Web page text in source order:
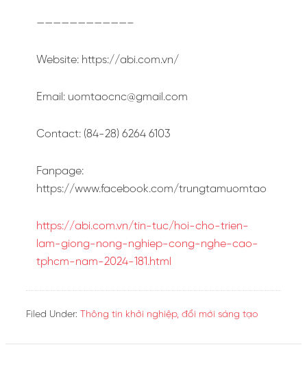
———————————–
Website: https://abi.com.vn/
Email: uomtaocnc@gmail.com
Contact: (84-28) 6264 6103
Fanpage:
https://www.facebook.com/trungtamuomtao
https://abi.com.vn/tin-tuc/hoi-cho-trien-
lam-giong-nong-nghiep-cong-nghe-cao-
tphcm-nam-2024-181.html
Filed Under: Thông tin khởi nghiệp, đổi mới sáng tạo